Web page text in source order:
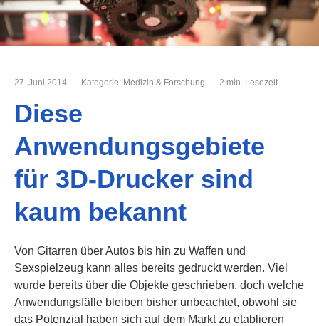
27. Juni 2014 Kategorie: Medizin & Forschung 2 min. Lesezeit
Diese
Anwendungsgebiete
für 3D-Drucker sind
kaum bekannt
Von Gitarren über Autos bis hin zu Waffen und
Sexspielzeug kann alles bereits gedruckt werden. Viel
wurde bereits über die Objekte geschrieben, doch welche
Anwendungsfälle bleiben bisher unbeachtet, obwohl sie
das Potenzial haben sich auf dem Markt zu etablieren